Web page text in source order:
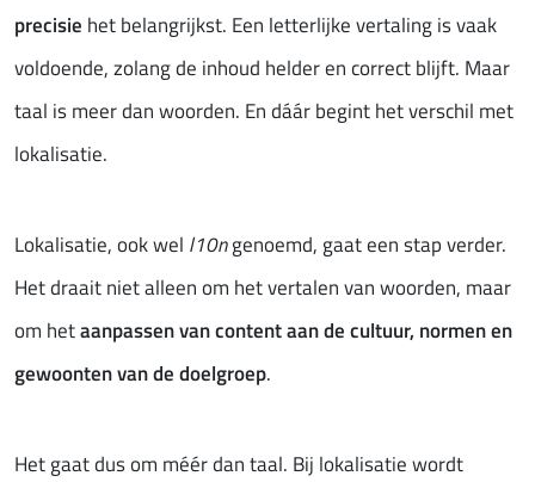
precisie het belangrijkst. Een letterlijke vertaling is vaak
voldoende, zolang de inhoud helder en correct blijft. Maar
taal is meer dan woorden. En dáár begint het verschil met
lokalisatie.
Lokalisatie, ook wel l10ngenoemd, gaat een stap verder.
Het draait niet alleen om het vertalen van woorden, maar
om hetaanpassen van content aan de cultuur, normen en
gewoonten van de doelgroep.
Het gaat dus om méér dan taal. Bij lokalisatie wordt